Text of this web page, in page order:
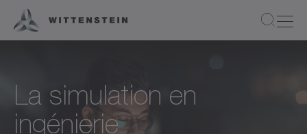
La simulation en
ingénierie